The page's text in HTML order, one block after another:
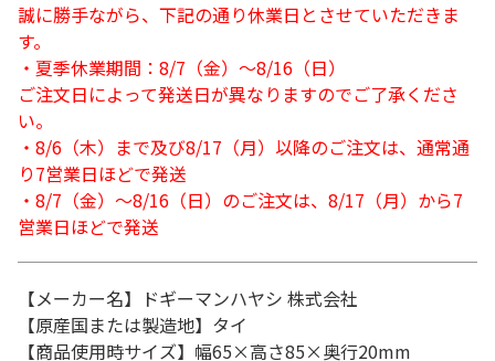
誠に勝手ながら、下記の通り休業日とさせていただきま
す。
・夏季休業期間：8/7（金）～8/16（日）
ご注文日によって発送日が異なりますのでご了承くださ
い。
・8/6（木）まで及び8/17（月）以降のご注文は、通常通
り7営業日ほどで発送
・8/7（金）～8/16（日）のご注文は、8/17（月）から7
営業日ほどで発送
【メーカー名】ドギーマンハヤシ 株式会社
【原産国または製造地】タイ
【商品使用時サイズ】幅65×高さ85×奥行20mm